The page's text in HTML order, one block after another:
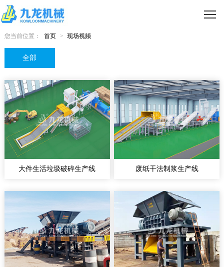
您当前位置： 首页 > 现场视频
全部
大件生活垃圾破碎生产线 废纸干法制浆生产线